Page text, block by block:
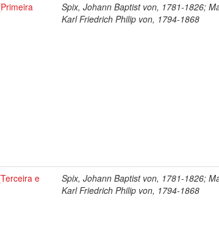
Spix, Johann Baptist von, 1781-1826;
Karl Friedrich Philip von, 1794-1868
e
Spix, Johann Baptist von, 1781-1826;
Karl Friedrich Philip von, 1794-1868